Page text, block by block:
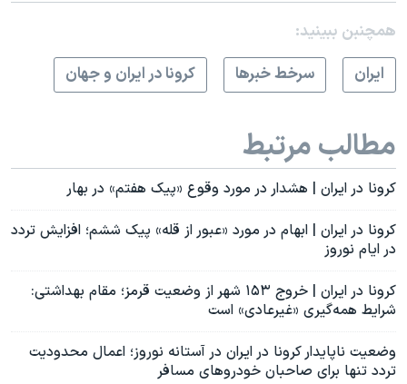
همچنبن ببینید:
ايران
سرخط خبرها کرونا در ایران و جهان
مطالب مرتبط
کرونا در ایران | هشدار در مورد وقوع «پیک هفتم» در بهار
کرونا در ایران | ابهام در مورد «عبور از قله» پیک ششم؛ افزایش تردد
در ایام نوروز
کرونا در ایران | خروج ۱۵۳ شهر از وضعیت قرمز؛ مقام بهداشتی:
شرایط همه‌گیری «غیرعادی» است
وضعیت ناپایدار کرونا در ایران در آستانه نوروز؛ اعمال محدودیت
تردد تنها برای صاحبان خودروهای مسافر